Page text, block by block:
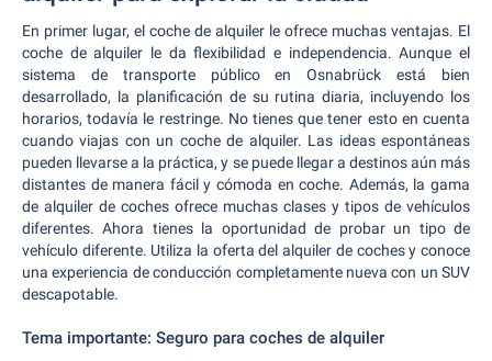
En primer lugar, el coche de alquiler le ofrece muchas ventajas. El
coche de alquiler le da flexibilidad e independencia. Aunque el
sistema de transporte público en Osnabrück está bien
desarrollado, la planificación de su rutina diaria, incluyendo los
horarios, todavía le restringe. No tienes que tener esto en cuenta
cuando viajas con un coche de alquiler. Las ideas espontáneas
pueden llevarse a la práctica, y se puede llegar a destinos aún más
distantes de manera fácil y cómoda en coche. Además, la gama
de alquiler de coches ofrece muchas clases y tipos de vehículos
diferentes. Ahora tienes la oportunidad de probar un tipo de
vehículo diferente. Utiliza la oferta del alquiler de coches y conoce
una experiencia de conducción completamente nueva con un SUV
descapotable.
Tema importante: Seguro para coches de alquiler